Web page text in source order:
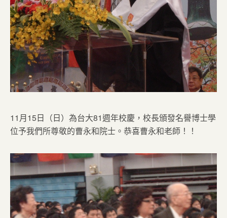
11月15日（日）為台大81週年校慶，校長頒發名譽博士學
位予我們所尊敬的曹永和院士。恭喜曹永和老師！！